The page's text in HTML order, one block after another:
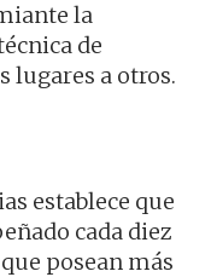
la
de
lugares a otros.
establece que
cada diez
posean más